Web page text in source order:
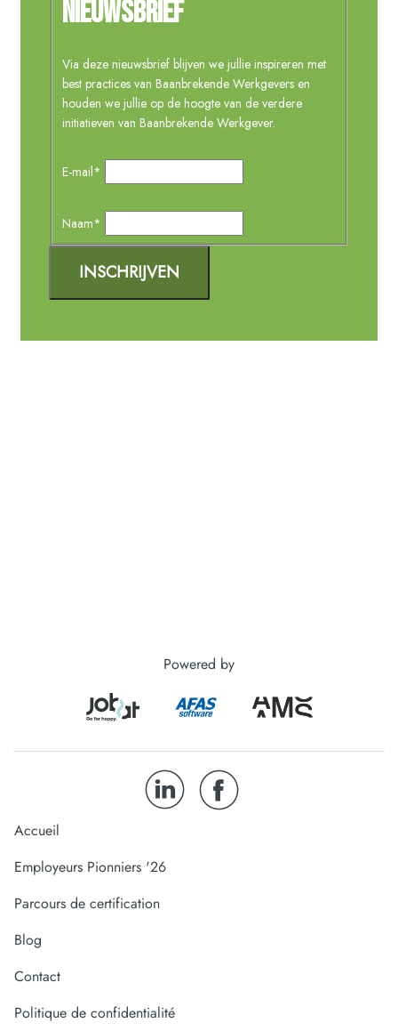
Powered by
Accueil
Employeurs Pionniers '26
Parcours de certification
Blog
Contact
Politique de confidentialité